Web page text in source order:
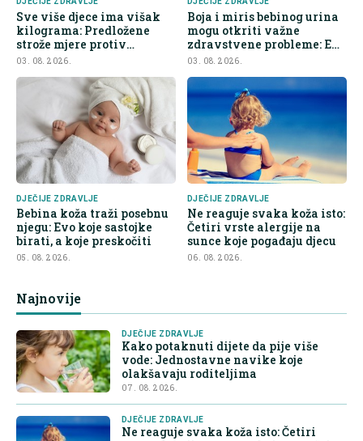
Sve više djece ima višak
kilograma: Predložene
strože mjere protiv
nezdrave hrane
03. 08. 2026.
Boja i miris bebinog urina
mogu otkriti važne
zdravstvene probleme: Evo
na šta roditelji trebaju obr
03. 08. 2026.
DJEČIJE ZDRAVLJE
Bebina koža traži posebnu
njegu: Evo koje sastojke
birati, a koje preskočiti
05. 08. 2026.
DJEČIJE ZDRAVLJE
Ne reaguje svaka koža isto:
Četiri vrste alergije na
sunce koje pogađaju djecu
06. 08. 2026.
Najnovije
DJEČIJE ZDRAVLJE
Kako potaknuti dijete da pije više
vode: Jednostavne navike koje
olakšavaju roditeljima
07. 08. 2026.
DJEČIJE ZDRAVLJE
Ne reaguje svaka koža isto: Četiri